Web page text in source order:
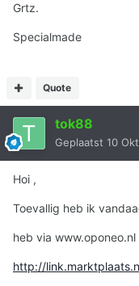
Grtz.
Specialmade
Quote
tok88
Geplaatst 10
Hoi ,
Toevallig heb ik
heb via
http://